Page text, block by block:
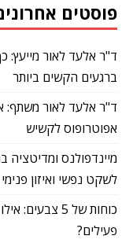
פוסטים
ד"ר אלעד לאור מייעץ:
ברגעים הקשים ביותר
אפוטרופוס לקשיש
מיינדפולנס
לשקט נפשי ואיזון פנימי
כוחות של 5
פעילים?